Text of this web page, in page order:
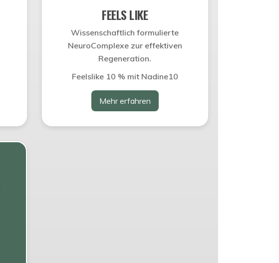
FEELS LIKE
Wissenschaftlich formulierte
NeuroComplexe zur effektiven
Regeneration.
Feelslike 10 % mit Nadine10
Mehr erfahren